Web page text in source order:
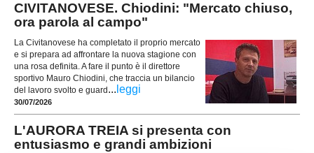
CIVITANOVESE. Chiodini: "Mercato chiuso,
ora parola al campo"
La Civitanovese ha completato il proprio mercato
e si prepara ad affrontare la nuova stagione con
una rosa definita. A fare il punto è il direttore
sportivo Mauro Chiodini, che traccia un bilancio
del lavoro svolto e guard... leggi
30/07/2026
L'AURORA TREIA si presenta con
entusiasmo e grandi ambizioni